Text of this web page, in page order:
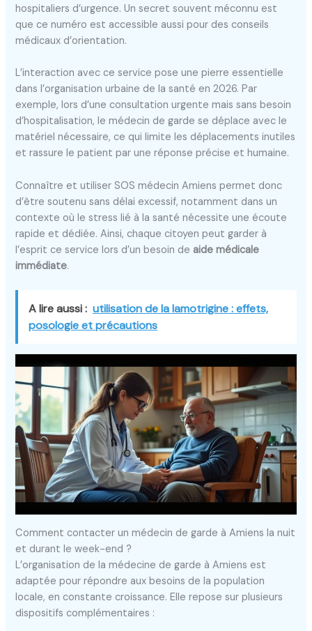
hospitaliers d’urgence. Un secret souvent méconnu est
que ce numéro est accessible aussi pour des conseils
médicaux d’orientation.
L’interaction avec ce service pose une pierre essentielle
dans l’organisation urbaine de la santé en 2026. Par
exemple, lors d’une consultation urgente mais sans besoin
d’hospitalisation, le médecin de garde se déplace avec le
matériel nécessaire, ce qui limite les déplacements inutiles
et rassure le patient par une réponse précise et humaine.
Connaître et utiliser SOS médecin Amiens permet donc
d’être soutenu sans délai excessif, notamment dans un
contexte où le stress lié à la santé nécessite une écoute
rapide et dédiée. Ainsi, chaque citoyen peut garder à
l’esprit ce service lors d’un besoin de aide médicale
immédiate.
A lire aussi : utilisation de la lamotrigine : effets,
posologie et précautions
Comment contacter un médecin de garde à Amiens la nuit
et durant le week-end ?
L’organisation de la médecine de garde à Amiens est
adaptée pour répondre aux besoins de la population
locale, en constante croissance. Elle repose sur plusieurs
dispositifs complémentaires :